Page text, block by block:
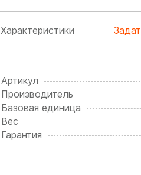
Характеристики
Артикул
Производитель
Базовая единица
Вес
Гарантия